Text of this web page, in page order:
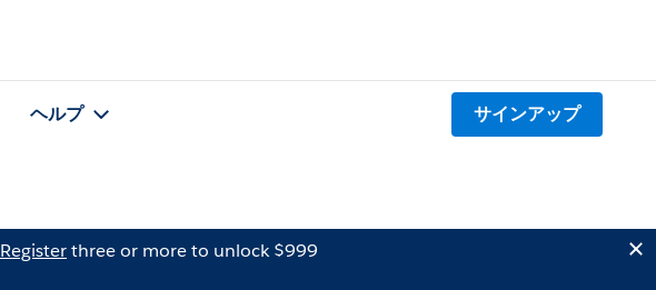
ヘルプ サインアップ
Registerthree or more to unlock $999